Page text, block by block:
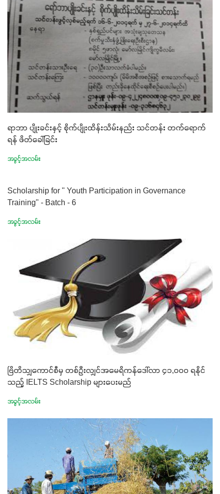
ရာဘာ ပျိုးခင်းနှင့် စိုက်ပျိုးထိန်းသိမ်းနည်း သင်တန်း တက်ရောက်
ရန် ဖိတ်ခေါ်ခြင်း
အခွင့်အလမ်း
Scholarship for " Youth Participation in Governance
Training" - Batch - 6
အခွင့်အလမ်း
ဗြိတိသျှကောင်စီမှ တစ်ဦးလျှင်အမေရိကန်ဒေါ်လာ ၄၁,၀၀၀ ရနိုင်
သည့် IELTS Scholarship များပေးမည်
အခွင့်အလမ်း